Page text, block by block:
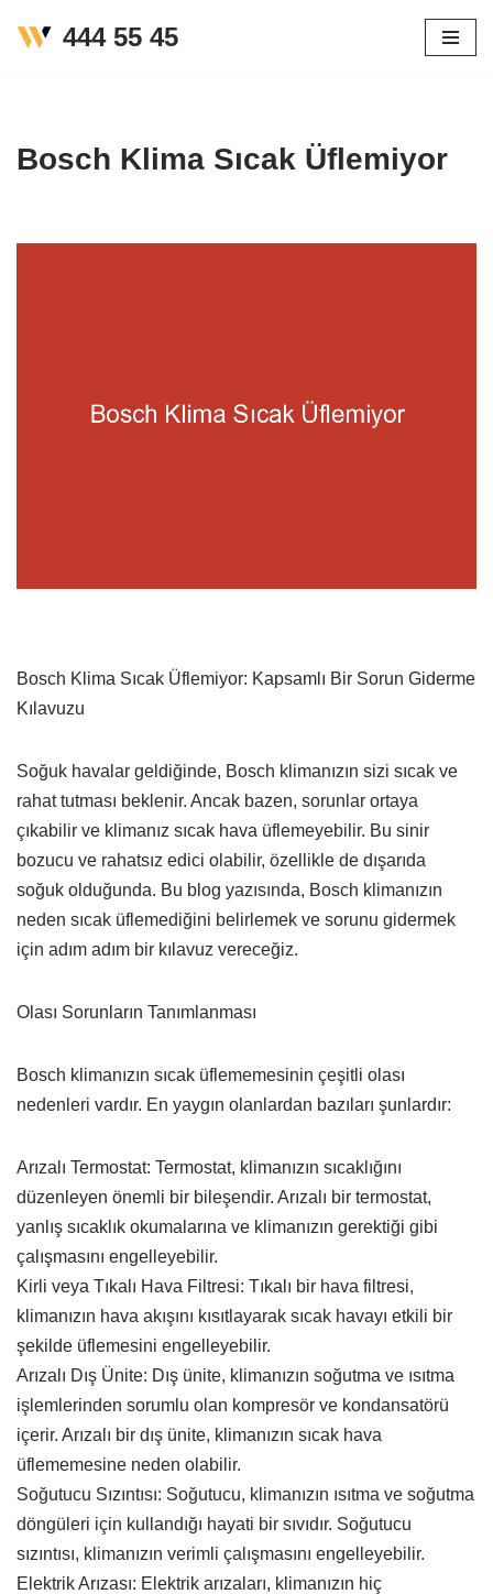
444 55 45
Bosch Klima Sıcak Üflemiyor
Bosch Klima Sıcak Üflemiyor: Kapsamlı Bir Sorun Giderme
Kılavuzu
Soğuk havalar geldiğinde, Bosch klimanızın sizi sıcak ve
rahat tutması beklenir. Ancak bazen, sorunlar ortaya
çıkabilir ve klimanız sıcak hava üflemeyebilir. Bu sinir
bozucu ve rahatsız edici olabilir, özellikle de dışarıda
soğuk olduğunda. Bu blog yazısında, Bosch klimanızın
neden sıcak üflemediğini belirlemek ve sorunu gidermek
için adım adım bir kılavuz vereceğiz.
Olası Sorunların Tanımlanması
Bosch klimanızın sıcak üflememesinin çeşitli olası
nedenleri vardır. En yaygın olanlardan bazıları şunlardır:
Arızalı Termostat: Termostat, klimanızın sıcaklığını
düzenleyen önemli bir bileşendir. Arızalı bir termostat,
yanlış sıcaklık okumalarına ve klimanızın gerektiği gibi
çalışmasını engelleyebilir.
Kirli veya Tıkalı Hava Filtresi: Tıkalı bir hava filtresi,
klimanızın hava akışını kısıtlayarak sıcak havayı etkili bir
şekilde üflemesini engelleyebilir.
Arızalı Dış Ünite: Dış ünite, klimanızın soğutma ve ısıtma
işlemlerinden sorumlu olan kompresör ve kondansatörü
içerir. Arızalı bir dış ünite, klimanızın sıcak hava
üflememesine neden olabilir.
Soğutucu Sızıntısı: Soğutucu, klimanızın ısıtma ve soğutma
döngüleri için kullandığı hayati bir sıvıdır. Soğutucu
sızıntısı, klimanızın verimli çalışmasını engelleyebilir.
Elektrik Arızası: Elektrik arızaları, klimanızın hiç